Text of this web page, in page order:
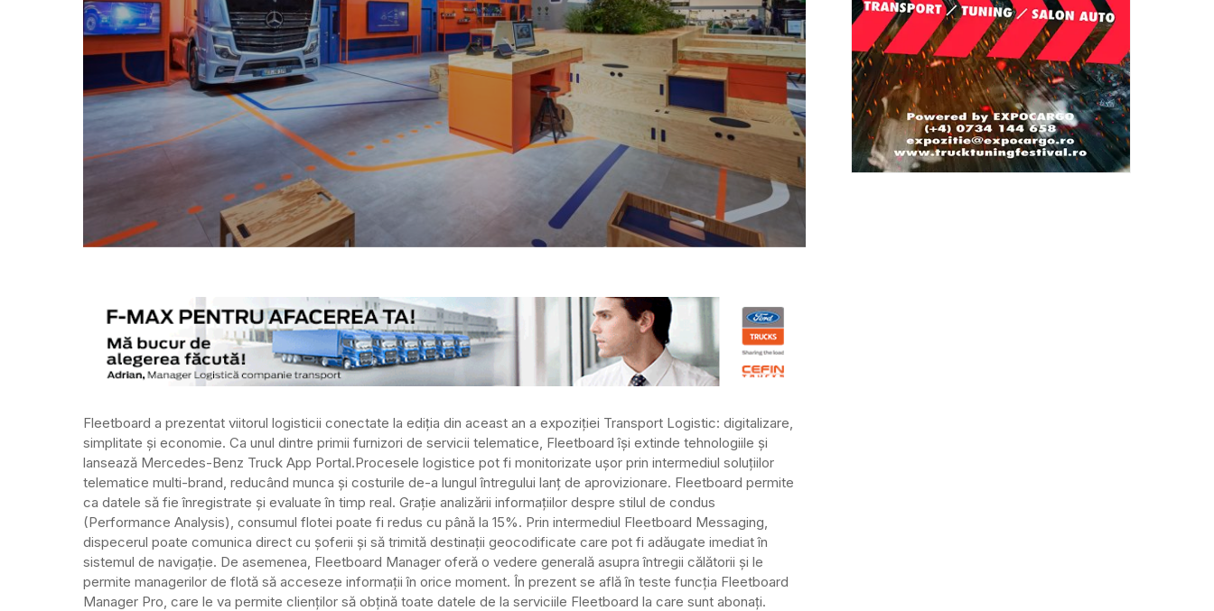
Fleetboard a prezentat viitorul logisticii conectate la ediția din aceast an a expoziției Transport Logistic: digitalizare,
simplitate și economie. Ca unul dintre primii furnizori de servicii telematice, Fleetboard își extinde tehnologiile și
lansează Mercedes-Benz Truck App Portal.Procesele logistice pot fi monitorizate ușor prin intermediul soluțiilor
telematice multi-brand, reducând munca și costurile de-a lungul întregului lanț de aprovizionare. Fleetboard permite
ca datele să fie înregistrate și evaluate în timp real. Grație analizării informațiilor despre stilul de condus
(Performance Analysis), consumul flotei poate fi redus cu până la 15%. Prin intermediul Fleetboard Messaging,
dispecerul poate comunica direct cu șoferii și să trimită destinații geocodificate care pot fi adăugate imediat în
sistemul de navigație. De asemenea, Fleetboard Manager oferă o vedere generală asupra întregii călătorii și le
permite managerilor de flotă să acceseze informații în orice moment. În prezent se află în teste funcția Fleetboard
Manager Pro, care le va permite clienților să obțină toate datele de la serviciile Fleetboard la care sunt abonați.